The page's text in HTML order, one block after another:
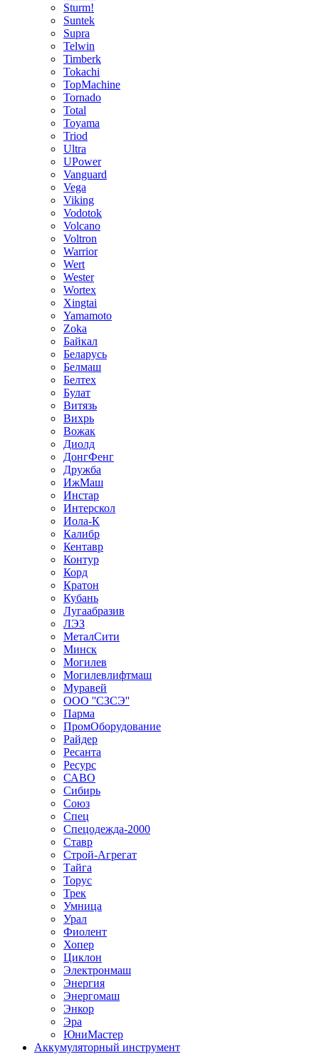
Sturm!
Suntek
Supra
Telwin
Timberk
Tokachi
TopMachine
Tornado
Total
Toyama
Triod
Ultra
UPower
Vanguard
Vega
Viking
Vodotok
Volcano
Voltron
Warrior
Wert
Wester
Wortex
Xingtai
Yamamoto
Zoka
Байкал
Беларусь
Белмаш
Белтех
Булат
Витязь
Вихрь
Вожак
Диолд
ДонгФенг
Дружба
ИжМаш
Инстар
Интерскол
Иола-К
Калибр
Кентавр
Контур
Корд
Кратон
Кубань
Лугаабразив
ЛЭЗ
МеталСити
Минск
Могилев
Могилевлифтмаш
Муравей
ООО ''СЗСЭ''
Парма
ПромОборудование
Райдер
Ресанта
Ресурс
САВО
Сибирь
Союз
Спец
Спецодежда-2000
Ставр
Строй-Агрегат
Тайга
Торус
Трек
Умница
Урал
Фиолент
Хопер
Циклон
Электронмаш
Энергия
Энергомаш
Энкор
Эра
ЮниМастер
Аккумуляторный инструмент